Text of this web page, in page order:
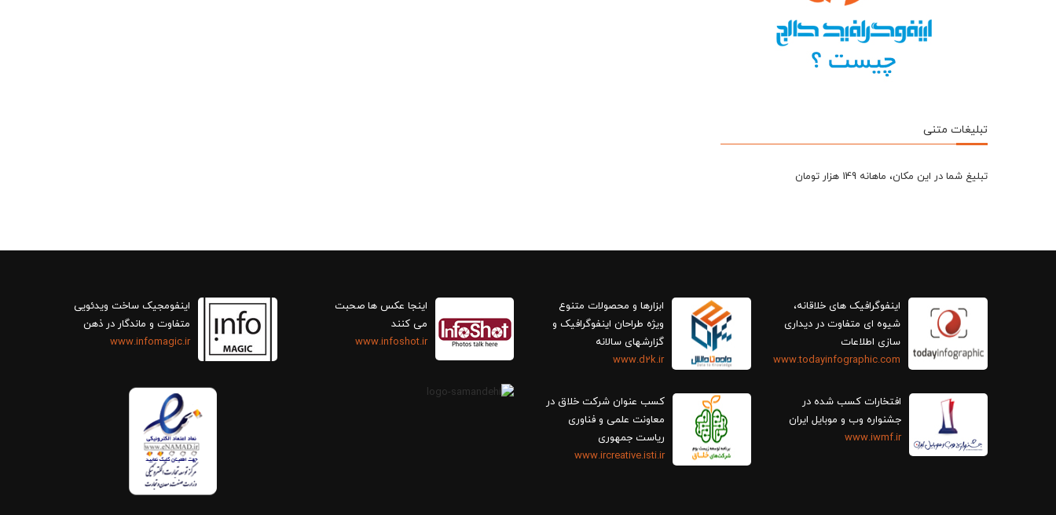
تبلیغات متنی
تبلیغ شما در این مکان، ماهانه 149 هزار تومان
اینفوگرافیک های خلاقانه،
سازی اطلاعات
www.todayinfographic.com
افتخارات کسب شده در
جشنواره وب و موبایل ایران
www.iwmf.ir
ابزارها و محصولات متنوع
ویژه طراحان اینفوگرافیک و
گزارش‎های سالانه
www.d2k.ir
کسب عنوان شرکت خلاق در
معاونت علمی و فناوری
ریاست جمهوری
www.ircreative.isti.ir
اینجا عکس ها صحبت
می کنند
www.infoshot.ir
اینفومجیک ساخت ویدئویی
متفاوت و ماندگار در ذهن
www.infomagic.ir